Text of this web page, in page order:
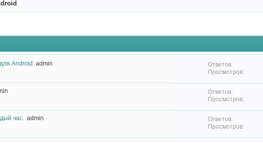
Android admin
час. admin